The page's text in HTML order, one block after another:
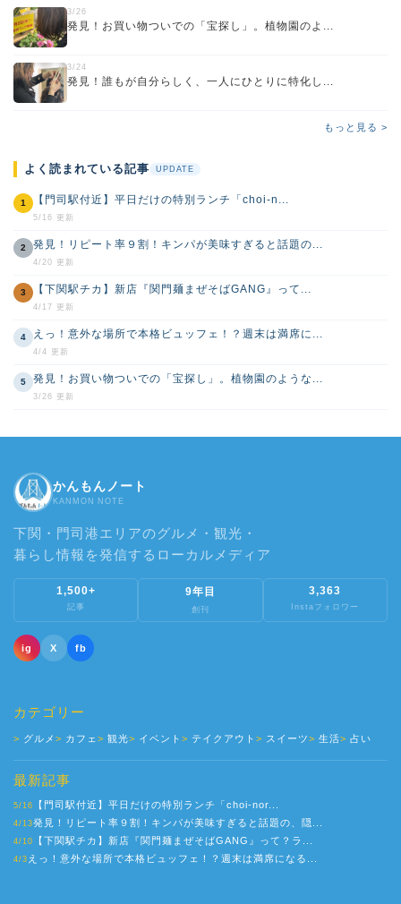
3/26
発見！お買い物ついでの「宝探し」。植物園のよ...
3/24
発見！誰もが自分らしく、一人にひとりに特化し...
もっと見る >
よく読まれている記事 UPDATE
1 【門司駅付近】平日だけの特別ランチ「choi-n...
5/16 更新
2 発見！リピート率９割！キンパが美味すぎると話題の...
4/20 更新
3 【下関駅チカ】新店『関門麺まぜそばGANG』って...
4/17 更新
4 えっ！意外な場所で本格ビュッフェ！？週末は満席に...
4/4 更新
5 発見！お買い物ついでの「宝探し」。植物園のような...
3/26 更新
かんもんノート
KANMON NOTE
下関・門司港エリアのグルメ・観光・
暮らし情報を発信するローカルメディア
1,500+
記事
9年目
創刊
3,363
Instaフォロワー
ig X fb
カテゴリー
グルメ カフェ 観光 イベント テイクアウト スイーツ 生活 占い
最新記事
5/16 【門司駅付近】平日だけの特別ランチ「choi-nor...
4/13発見！リピート率９割！キンパが美味すぎると話題の、隠...
4/10 【下関駅チカ】新店『関門麺まぜそばGANG』って？ラ...
4/3 えっ！意外な場所で本格ビュッフェ！？週末は満席になる...